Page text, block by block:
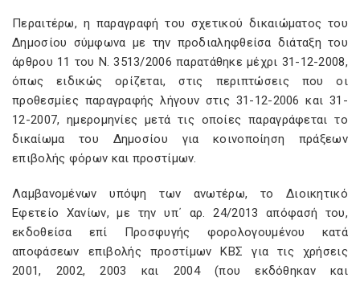
Περαιτέρω, η παραγραφή του σχετικού δικαιώματος του
Δημοσίου σύμφωνα με την προδιαληφθείσα διάταξη του
άρθρου 11 του Ν. 3513/2006 παρατάθηκε μέχρι 31-12-2008,
όπως ειδικώς ορίζεται, στις περιπτώσεις που οι
προθεσμίες παραγραφής λήγουν στις 31-12-2006 και 31-
12-2007, ημερομηνίες μετά τις οποίες παραγράφεται το
δικαίωμα του Δημοσίου για κοινοποίηση πράξεων
επιβολής φόρων και προστίμων.
Λαμβανομένων υπόψη των ανωτέρω, το Διοικητικό
Εφετείο Χανίων, με την υπ΄ αρ. 24/2013 απόφασή του,
εκδοθείσα επί Προσφυγής φορολογουμένου κατά
αποφάσεων επιβολής προστίμων ΚΒΣ για τις χρήσεις
2001, 2002, 2003 και 2004 (που εκδόθηκαν και